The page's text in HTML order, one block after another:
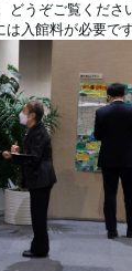
うぞご覧くださ
は入館料が必要です